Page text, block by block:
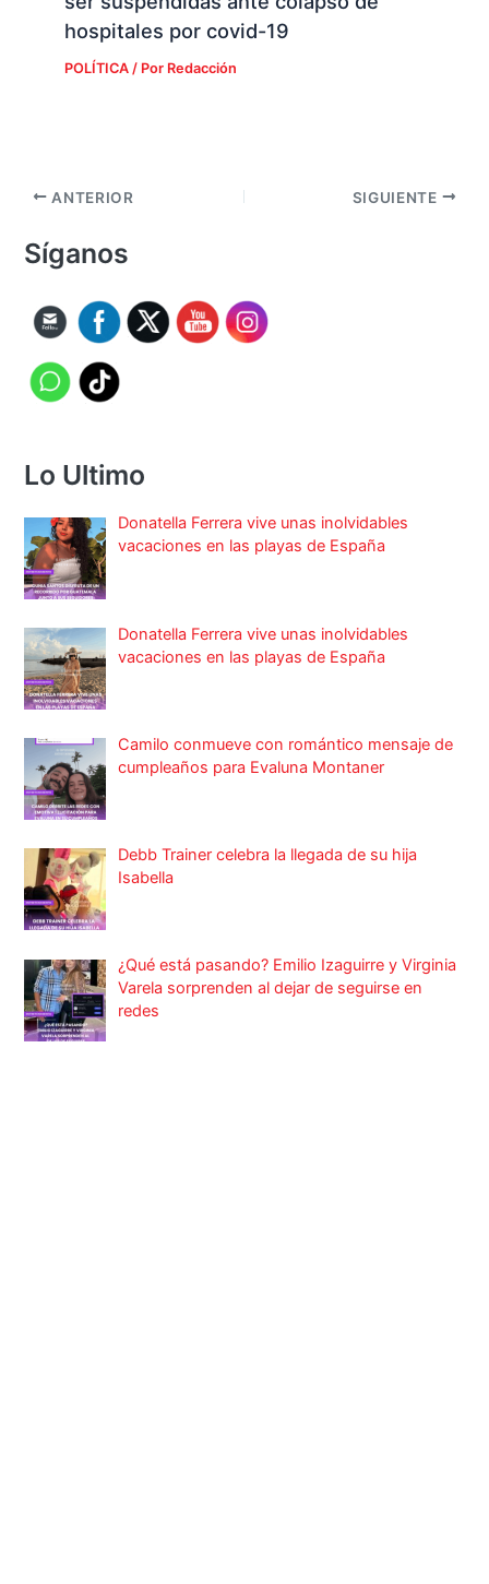
hospitales por covid-19
POLÍTICA/ Por Redacción
ANTERIOR SIGUIENTE
Síganos
Lo Ultimo
Donatella Ferrera vive unas inolvidables
vacaciones en las playas de España
Donatella Ferrera vive unas inolvidables
vacaciones en las playas de España
Camilo conmueve con romántico mensaje de
cumpleaños para Evaluna Montaner
Debb Trainer celebra la llegada de su hija
Isabella
¿Qué está pasando? Emilio Izaguirre y Virginia
Varela sorprenden al dejar de seguirse en
redes